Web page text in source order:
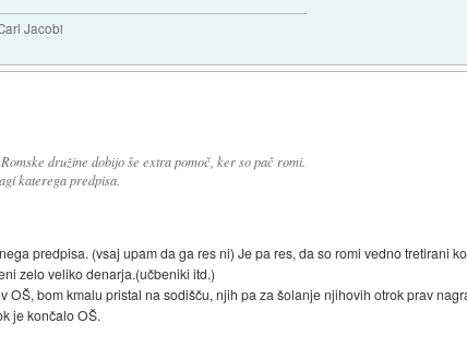
Jacobi
družine dobijo še extra pomoč, ker so pač romi.
katerega predpisa.
predpisa. (vsaj upam da ga res ni) Je pa res, da so romi vedno tretirani
zelo veliko denarja.(učbeniki itd.)
OŠ, bom kmalu pristal na sodišču, njih pa za šolanje njihovih otrok prav
je končalo OŠ.